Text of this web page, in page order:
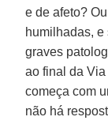
e de afeto?
humilhadas,
graves
ao final da
começa com
não há